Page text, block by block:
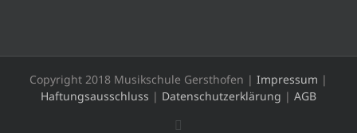
Copyright 2018 Musikschule Gersthofen | Impressum |
Haftungsausschluss | Datenschutzerklärung | AGB